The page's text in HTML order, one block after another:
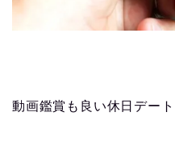
動画鑑賞も良い休日デート